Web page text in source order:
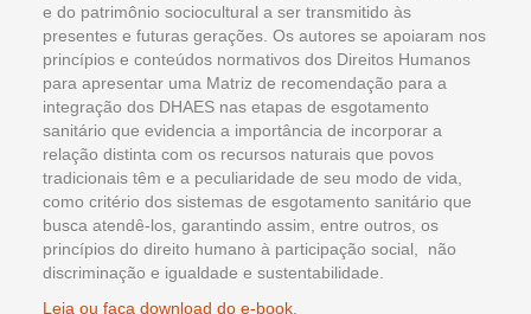
e do patrimônio sociocultural a ser transmitido às
presentes e futuras gerações. Os autores se apoiaram nos
princípios e conteúdos normativos dos Direitos Humanos
para apresentar uma Matriz de recomendação para a
integração dos DHAES nas etapas de esgotamento
sanitário que evidencia a importância de incorporar a
relação distinta com os recursos naturais que povos
tradicionais têm e a peculiaridade de seu modo de vida,
como critério dos sistemas de esgotamento sanitário que
busca atendê-los, garantindo assim, entre outros, os
princípios do direito humano à participação social, não
discriminação e igualdade e sustentabilidade.
Leia ou faça download do e-book